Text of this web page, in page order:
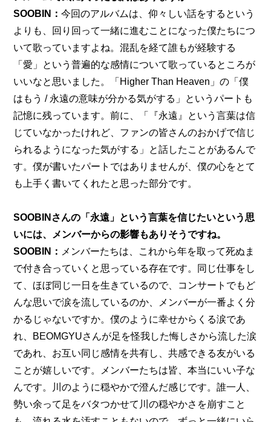
SOOBIN：今回のアルバムは、仰々しい話をするという
よりも、回り回って一緒に進むことになった僕たちにつ
いて歌っていますよね。混乱を経て誰もが経験する
「愛」という普遍的な感情について歌っているところが
いいなと思いました。「Higher Than Heaven」の「僕
はもう / 永遠の意味が分かる気がする」というパートも
記憶に残っています。前に、「『永遠』という言葉は信
じていなかったけれど、ファンの皆さんのおかげで信じ
られるようになった気がする」と話したことがあるんで
す。僕が書いたパートではありませんが、僕の心をとて
も上手く書いてくれたと思った部分です。
SOOBINさんの「永遠」という言葉を信じたいという思
いには、メンバーからの影響もありそうですね。
SOOBIN： メンバーたちは、これから年を取って死ぬま
で付き合っていくと思っている存在です。同じ仕事をし
て、ほぼ同じ一日を生きているので、コンサートでもど
んな思いで涙を流しているのか、メンバーが一番よく分
かるじゃないですか。僕のように幸せからくる涙であ
れ、BEOMGYUさんが足を怪我した悔しさから流した涙
であれ、お互い同じ感情を共有し、共感できる友がいる
ことが嬉しいです。メンバーたちは皆、本当にいい子な
んです。川のように穏やかで澄んだ感じです。誰一人、
勢い余って足をバタつかせて川の穏やかさを崩すこと